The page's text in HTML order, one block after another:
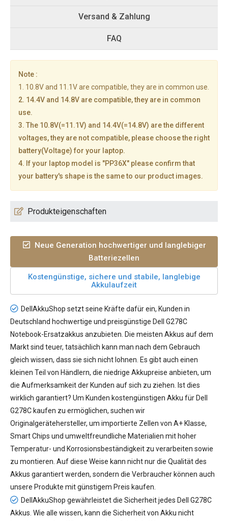
Versand & Zahlung
FAQ
Note :
1. 10.8V and 11.1V are compatible, they are in common use.
2. 14.4V and 14.8V are compatible, they are in common
use.
3. The 10.8V(=11.1V) and 14.4V(=14.8V) are the different
voltages, they are not compatible, please choose the right
battery(Voltage) for your laptop.
4. If your laptop model is "PP36X" please confirm that
your battery's shape is the same to our product images.
Produkteigenschaften
Neue Generation hochwertiger und langlebiger
Batteriezellen
Kostengünstige, sichere und stabile, langlebige
Akkulaufzeit
DellAkkuShop setzt seine Kräfte dafür ein, Kunden in
Deutschland hochwertige und preisgünstige Dell G278C
Notebook-Ersatzakkus anzubieten. Die meisten Akkus auf dem
Markt sind teuer, tatsächlich kann man nach dem Gebrauch
gleich wissen, dass sie sich nicht lohnen. Es gibt auch einen
kleinen Teil von Händlern, die niedrige Akkupreise anbieten, um
die Aufmerksamkeit der Kunden auf sich zu ziehen. Ist dies
wirklich garantiert? Um Kunden kostengünstigen Akku für Dell
G278C kaufen zu ermöglichen, suchen wir
Originalgerätehersteller, um importierte Zellen von A+ Klasse,
Smart Chips und umweltfreundliche Materialien mit hoher
Temperatur- und Korrosionsbeständigkeit zu verarbeiten sowie
zu montieren. Auf diese Weise kann nicht nur die Qualität des
Akkus garantiert werden, sondern die Verbraucher können auch
unsere Produkte mit günstigem Preis kaufen.
DellAkkuShop gewährleistet die Sicherheit jedes Dell G278C
Akkus . Wie alle wissen, kann die Sicherheit von Akku nicht